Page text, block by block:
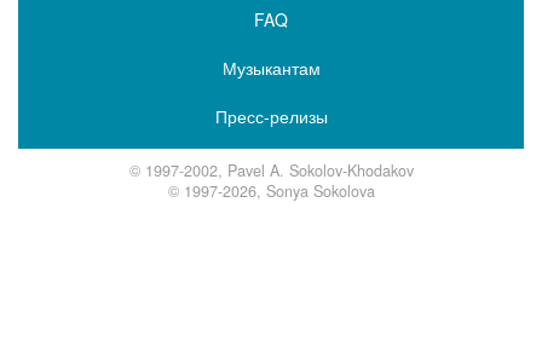
FAQ
Музыкантам
Пресс-релизы
© 1997-2002, Pavel A. Sokolov-Khodakov
© 1997-2026, Sonya Sokolova